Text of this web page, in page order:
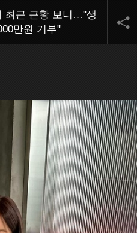
최근 근황 보니…"생
만원 기부"